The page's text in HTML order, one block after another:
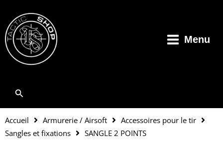
contenu
Menu
Rechercher
Accueil Armurerie / Airsoft
Accessoires pour le tir
Sangles et fixations
SANGLE 2 POINTS